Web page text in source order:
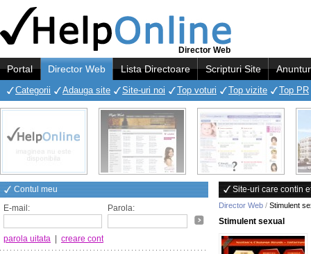
Director Web
Portal Director Web Lista Directoare Scripturi Site
Categorii Adauga site Site-uri noi Top voturi Top vizite Top PR
Contul meu
E-mail:
Parola:
parola uitata creare cont
Site-uri care contin
Director Web / Stimulent
Stimulent sexual